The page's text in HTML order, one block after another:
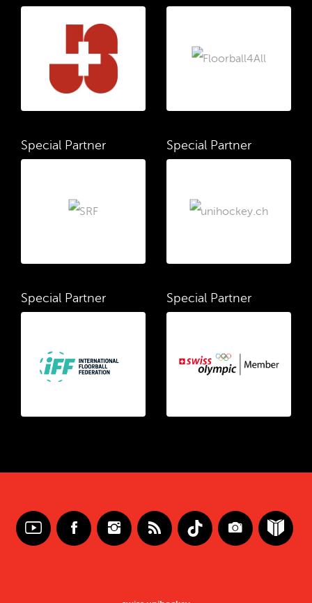
Special Partner Special Partner
Special Partner Special Partner